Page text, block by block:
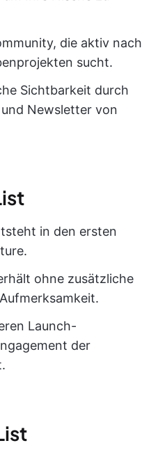
die aktiv nach
sucht.
Sichtbarkeit durch
Newsletter von
in den ersten
ohne zusätzliche
Launch-
der